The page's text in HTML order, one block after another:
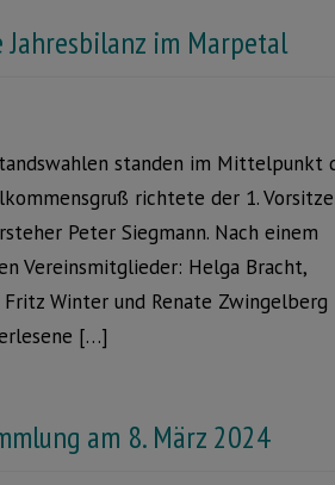
Jahresbilanz im Marpetal
standen im Mittelpunkt
richtete der 1.
Peter Siegmann. Nach einem
Vereinsmitglieder: Helga Bracht,
Winter und Renate Zwingelberg
[…]
am 8. März 2024